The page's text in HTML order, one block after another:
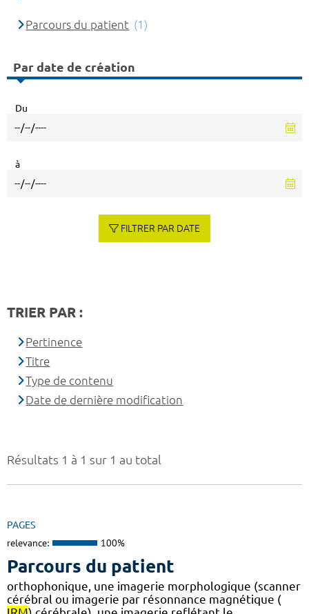
Résultats 1 à 1 sur 1 au total
PAGES
relevance: 100%
Parcours du patient
orthophonique, une imagerie morphologique (scanner
cérébral ou imagerie par résonnance magnétique (
Parcours du patient (1)
Par date de création
Du
à
FILTRER PAR DATE
TRIER PAR :
Pertinence
Titre
Type de contenu
Date de dernière modification